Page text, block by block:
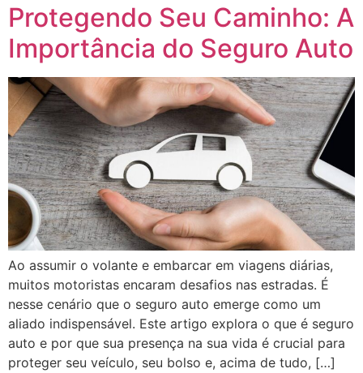
Protegendo Seu Caminho: A
Importância do Seguro Auto
Ao assumir o volante e embarcar em viagens diárias,
muitos motoristas encaram desafios nas estradas. É
nesse cenário que o seguro auto emerge como um
aliado indispensável. Este artigo explora o que é seguro
auto e por que sua presença na sua vida é crucial para
proteger seu veículo, seu bolso e, acima de tudo, […]